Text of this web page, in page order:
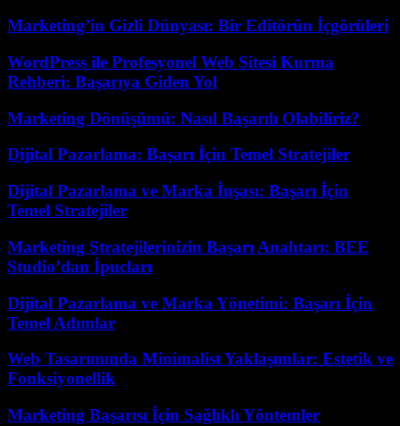
Marketing’in Gizli Dünyası: Bir Editörün İçgörüleri
WordPress ile Profesyonel Web Sitesi Kurma
Rehberi: Başarıya Giden Yol
Marketing Dönüşümü: Nasıl Başarılı Olabiliriz?
Dijital Pazarlama: Başarı İçin Temel Stratejiler
Dijital Pazarlama ve Marka İnşası: Başarı İçin
Temel Stratejiler
Marketing Stratejilerinizin Başarı Anahtarı: BEE
Studio’dan İpucları
Dijital Pazarlama ve Marka Yönetimi: Başarı İçin
Temel Adımlar
Web Tasarımında Minimalist Yaklaşımlar: Estetik ve
Fonksiyonellik
Marketing Başarısı İçin Sağlıklı Yöntemler